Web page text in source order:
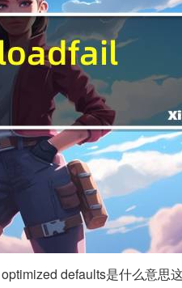
defaults是什么意